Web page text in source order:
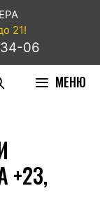
21!
06
МЕНЮ
+23,